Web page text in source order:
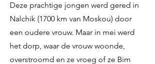
Deze prachtige jongen werd gered in
Nalchik (1700 km van Moskou) door
een oudere vrouw. Maar in mei werd
het dorp, waar de vrouw woonde,
overstroomd en ze vroeg of ze Bim